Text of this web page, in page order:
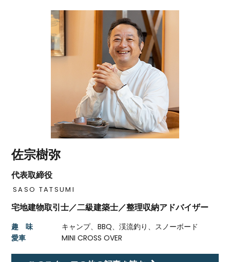
佐宗樹弥
代表取締役
SASO TATSUMI
宅地建物取引士／二級建築士／整理収納アドバイザー
趣 味
キャンプ、BBQ、渓流釣り、スノーボード
愛車
MINI CROSS OVER